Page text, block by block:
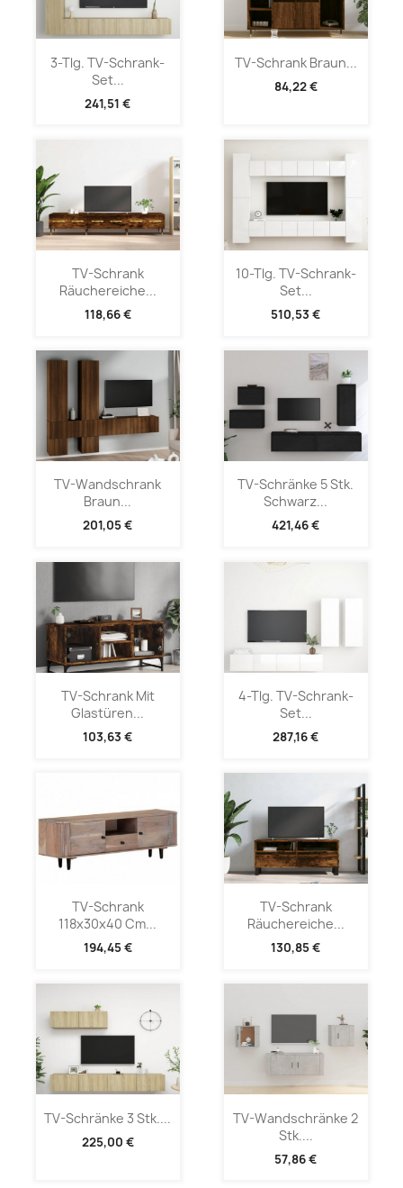
3-Tlg. TV-Schrank-
Set...
241,51 €
TV-Schrank Braun...
84,22 €
TV-Schrank
Räuchereiche...
118,66 €
10-Tlg. TV-Schrank-
Set...
510,53 €
TV-Wandschrank
Braun...
201,05 €
TV-Schränke 5 Stk.
Schwarz...
421,46 €
TV-Schrank Mit
Glastüren...
103,63 €
4-Tlg. TV-Schrank-
Set...
287,16 €
TV-Schrank
118x30x40 Cm...
194,45 €
TV-Schrank
Räuchereiche...
130,85 €
TV-Schränke 3 Stk....
225,00 €
TV-Wandschränke 2
Stk....
57,86 €